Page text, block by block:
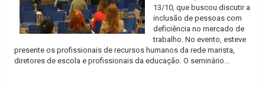
13/10, que buscou discutir a
inclusão de pessoas com
deficiência no mercado de
trabalho. No evento, esteve
presente os profissionais de recursos humanos da rede marista,
diretores de escola e profissionais da educação. O seminário...